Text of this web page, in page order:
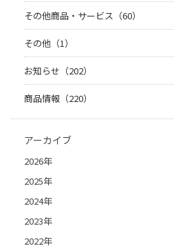
その他商品・サービス（60）
その他（1）
お知らせ（202）
商品情報（220）
アーカイブ
2026年
2025年
2024年
2023年
2022年